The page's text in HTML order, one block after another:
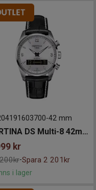
-42 mm
CERTINA DS Multi-8 42mm
kr
-Spara 2 201kr
i lager